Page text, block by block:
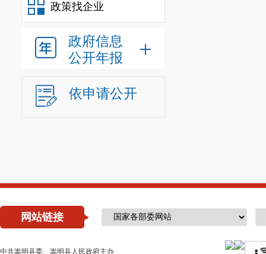
政策找企业
政府信息
公开年报
依申请公开
网站链接
中共嵩明县委、嵩明县人民政府主办